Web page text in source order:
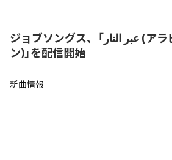
ジョブソングス、「عبر النار (アラビア語バージョ
ン)」を配信開始
新曲情報